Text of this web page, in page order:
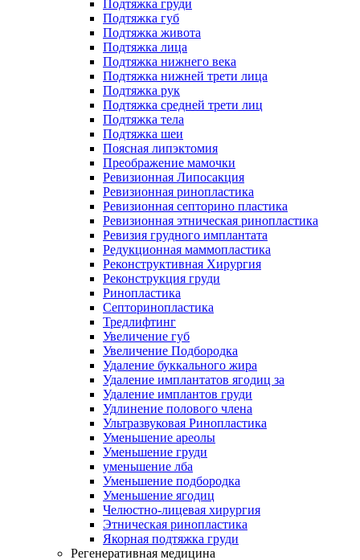
Подтяжка груди
Подтяжка губ
Подтяжка живота
Подтяжка лица
Подтяжка нижнего века
Подтяжка нижней трети лица
Подтяжка рук
Подтяжка средней трети лиц
Подтяжка тела
Подтяжка шеи
Поясная липэктомия
Преображение мамочки
Ревизионная Липосакция
Ревизионная ринопластика
Ревизионная септорино пластика
Ревизионная этническая ринопластика
Ревизия грудного имплантата
Редукционная маммопластика
Реконструктивная Хирургия
Реконструкция груди
Ринопластика
Септоринопластика
Тредлифтинг
Увеличение губ
Увеличение Подбородка
Удаление буккального жира
Удаление имплантатов ягодиц за
Удаление имплантов груди
Удлинение полового члена
Ультразвуковая Ринопластика
Уменьшение ареолы
Уменьшение груди
уменьшение лба
Уменьшение подбородка
Уменьшение ягодиц
Челюстно-лицевая хирургия
Этническая ринопластика
Якорная подтяжка груди
Регенеративная медицина